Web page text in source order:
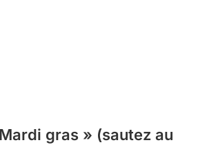
gras » (sautez au